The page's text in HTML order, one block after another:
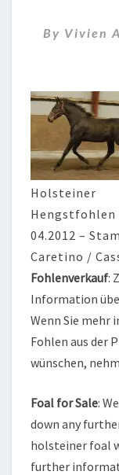
By Vivien
Holsteiner
Hengstfohlen
04.2012 –
Caretino /
Fohlenverkauf:
Information
Wenn Sie mehr
Fohlen aus der
wünschen,
Foal for Sale:
down any
holsteiner foal
further